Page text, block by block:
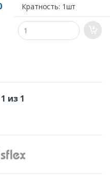
Кратность: 1шт
из 1